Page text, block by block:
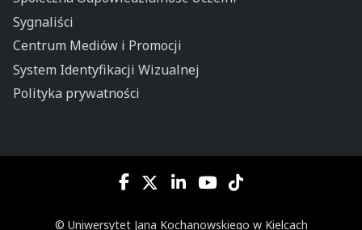
Sygnaliści
Centrum Mediów i Promocji
System Identyfikacji Wizualnej
Polityka prywatności
© Uniwersytet Jana Kochanowskiego w Kielcach